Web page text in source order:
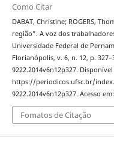
Como Citar
DABAT, Christine; ROGERS,
região”. A voz dos
Universidade Federal de
Florianópolis, v. 6, n. 12, p.
9222.2014v6n12p327.
https://periodicos.ufsc.br/
9222.2014v6n12p327. Acesso
Fomatos de Citação